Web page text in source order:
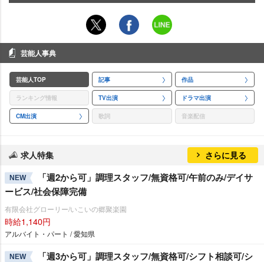
芸能人事典
芸能人TOP 記事 作品
ランキング情報 TV出演 ドラマ出演
CM出演 歌詞 音楽配信
求人特集 さらに見る
NEW
「週2から可」調理スタッフ/無資格可/午前のみ/デイサ
ービス/社会保障完備
有限会社グローリー/いこいの郷聚楽園
時給1,140円
アルバイト・パート / 愛知県
NEW
「週3から可」調理スタッフ/無資格可/シフト相談可/シ